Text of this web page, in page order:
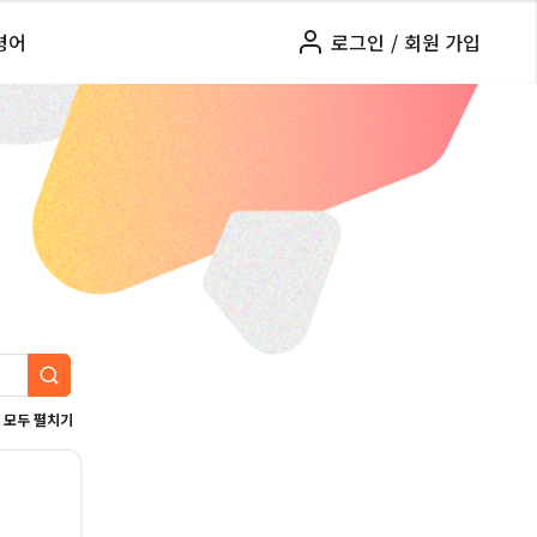
어 로그인 / 회원 가입
모두 펼치기